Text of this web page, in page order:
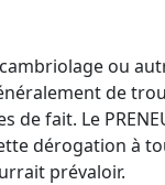
ou
de
de fait. Le
dérogation à
prévaloir.